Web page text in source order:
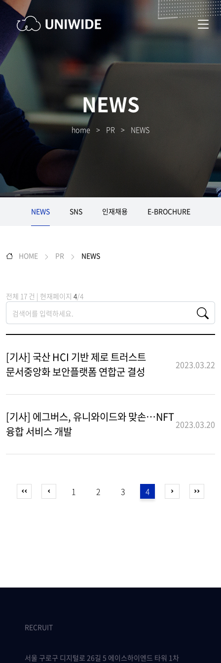
NEWS
home > PR > NEWS
NEWS SNS 인재채용 E-BROCHURE
HOME PR NEWS
전체 17 건 | 현재페이지 4/4
[기사] 국산 HCI 기반 제로 트러스트
문서중앙화 보안플랫폼 연합군 결성
2023.03.22
[기사] 에그버스, 유니와이드와 맞손…NFT
융합 서비스 개발
2023.03.20
1 2 3 4
RECRUIT
서울 구로구 디지털로 26길 5 에이스하이엔드 타워 1차